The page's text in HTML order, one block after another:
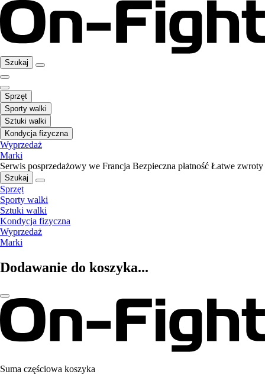
Szukaj
Sprzęt
Sporty walki
Sztuki walki
Kondycja fizyczna
Wyprzedaż
Marki
Serwis posprzedażowy we Francja Bezpieczna płatność Łatwe zwroty
Szukaj
Sprzęt
Sporty walki
Sztuki walki
Kondycja fizyczna
Wyprzedaż
Marki
Dodawanie do koszyka...
Suma częściowa koszyka